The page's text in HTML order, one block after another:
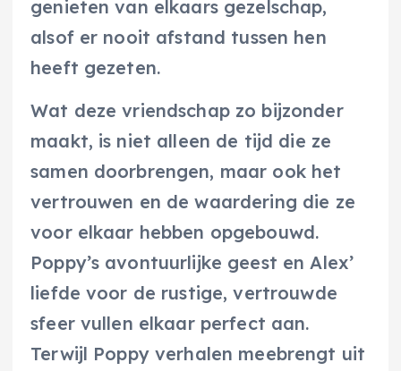
genieten van elkaars gezelschap,
alsof er nooit afstand tussen hen
heeft gezeten.
Wat deze vriendschap zo bijzonder
maakt, is niet alleen de tijd die ze
samen doorbrengen, maar ook het
vertrouwen en de waardering die ze
voor elkaar hebben opgebouwd.
Poppy’s avontuurlijke geest en Alex’
liefde voor de rustige, vertrouwde
sfeer vullen elkaar perfect aan.
Terwijl Poppy verhalen meebrengt uit